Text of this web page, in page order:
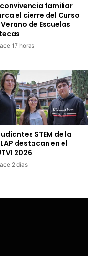
convivencia familiar
el cierre del Curso
de Escuelas
17 horas
STEM de la
destacan en el
2026
2 días